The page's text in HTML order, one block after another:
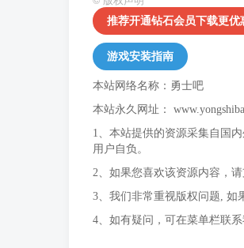
推荐开通钻石会员下载更优
游戏安装指南
本站网络名称：勇士吧
本站永久网址：
1、本站提供的资源采集自国
用户自负。
2、如果您喜欢该资源内容，
3、我们非常重视版权问题, 如
4、如有疑问，可在菜单栏联系